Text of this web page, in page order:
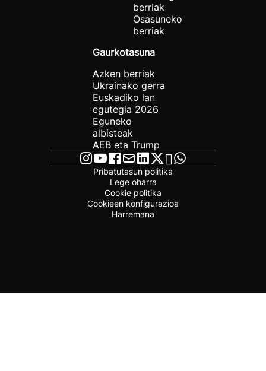
berriak
Osasuneko
berriak
Gaurkotasuna
Azken berriak
Ukrainako gerra
Euskadiko lan
egutegia 2026
Eguneko
albisteak
AEB eta Trump
Pribatutasun politika
Lege oharra
Cookie politika
Cookieen konfigurazioa
Harremana